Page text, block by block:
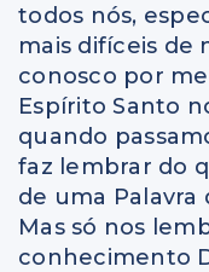
todos nós,
mais difíceis de
conosco por
Espírito Santo
quando
faz lembrar do
de uma
Mas só nos
conhecimento